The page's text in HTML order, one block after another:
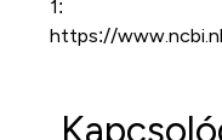
1:
https://